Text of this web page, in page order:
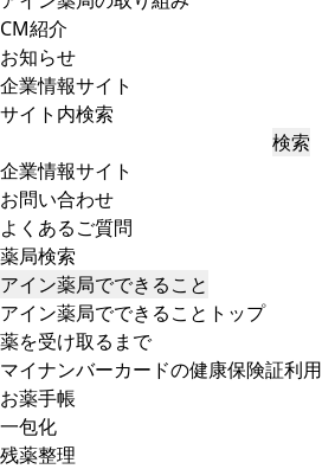
CM紹介
お知らせ
企業情報サイト
サイト内検索
検索
企業情報サイト
お問い合わせ
よくあるご質問
薬局検索
アイン薬局でできること
アイン薬局でできることトップ
薬を受け取るまで
マイナンバーカードの健康保険証利用
お薬手帳
一包化
残薬整理